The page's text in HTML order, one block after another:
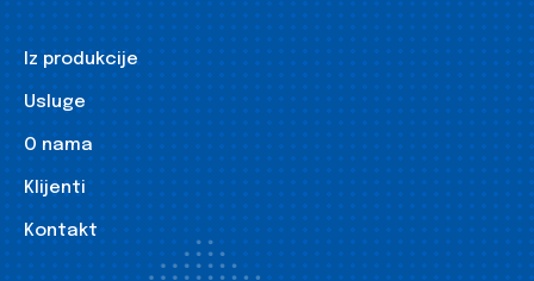
Iz produkcije
Usluge
O nama
Klijenti
Kontakt